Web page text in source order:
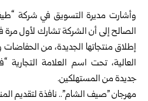
وأشارت مديرة التسويق في شركة
الصالح إلى أن الشركة تشارك لأول
إطلاق منتجاتها الجديدة، من
العالية، تحت اسم العلامة التجارية
جديدة من المستهلكين.